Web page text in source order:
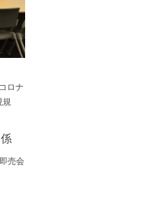
ロナ
規
売会